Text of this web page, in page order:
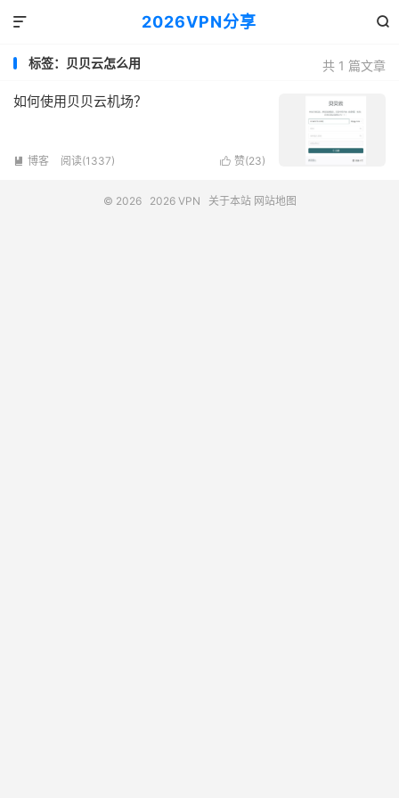
2026VPN分享 

共 1 篇文章
标签：贝贝云怎么用
如何使用贝贝云机场？
 赞(23)
 博客 阅读(1337)
© 2026 2026 VPN 关于本站 网站地图